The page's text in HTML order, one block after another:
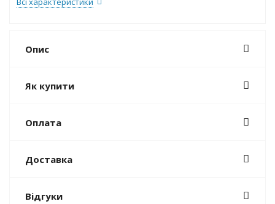
Опис
Як купити
Оплата
Доставка
Відгуки